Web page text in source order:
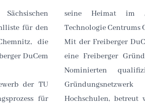
die
DuCem
der TU
für
seine Heimat im „Start up“-
Technologie Centrums
Mit der Freiberger
eine Freiberger Gründung für die Liste der
Nominierten
Hochschulen, betreut